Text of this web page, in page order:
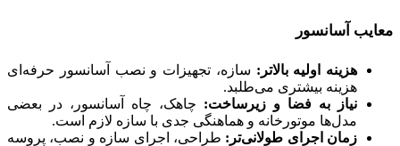
معایب آسانسور
هزینه اولیه بالاتر: سازه، تجهیزات و نصب آسانسور حرفه‌ای
هزینه بیشتری می‌طلبد.
نیاز به فضا و زیرساخت: چاهک، چاه آسانسور، در بعضی
مدل‌ها موتورخانه و هماهنگی جدی با سازه لازم است.
زمان اجرای طولانی‌تر: طراحی، اجرای سازه و نصب، پروسه